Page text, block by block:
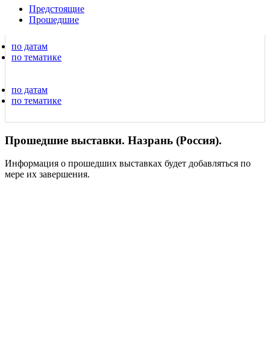
Предстоящие
Прошедшие
по датам
по тематике
по датам
по тематике
Прошедшие выставки. Назрань (Россия).
Информация о прошедших выставках будет добавляться по
мере их завершения.